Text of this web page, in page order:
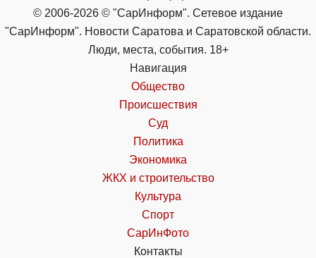
© 2006-2026 © "СарИнформ". Сетевое издание
"СарИнформ". Новости Саратова и Саратовской области.
Люди, места, события. 18+
Навигация
Общество
Происшествия
Суд
Политика
Экономика
ЖКХ и строительство
Культура
Спорт
СарИнФото
Контакты